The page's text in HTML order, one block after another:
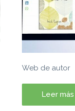
Web de autor
Leer más